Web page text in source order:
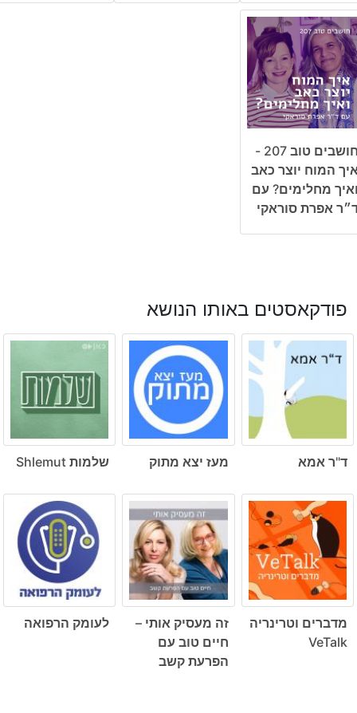
חושבים טוב 207 -
המוח יוצר כאב
מחלימים? עם
אפרת סוראקי
פודקאסטים באותו הנושא
ד"ר אמא מעז יצא מתוק שלמות Shlemut
מדברים וטרינריה
VeTalk
זה מעסיק אותי –
חיים טוב עם
הפרעת קשב
לעומק הרפואה